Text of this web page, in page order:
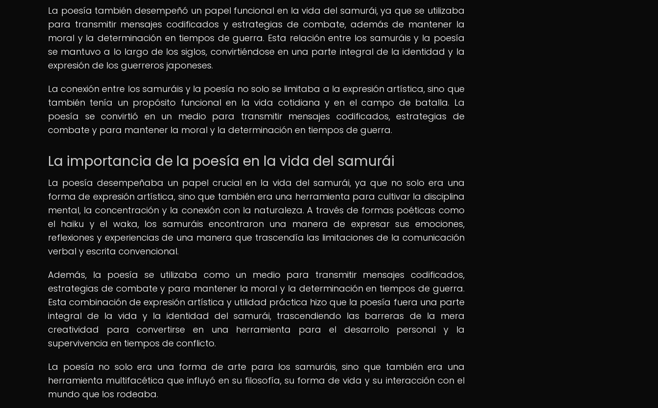
La poesía también desempeñó un papel funcional en la vida del samurái, ya que se utilizaba
para transmitir mensajes codificados y estrategias de combate, además de mantener la
moral y la determinación en tiempos de guerra. Esta relación entre los samuráis y la poesía
se mantuvo a lo largo de los siglos, convirtiéndose en una parte integral de la identidad y la
expresión de los guerreros japoneses.
La conexión entre los samuráis y la poesía no solo se limitaba a la expresión artística, sino que
también tenía un propósito funcional en la vida cotidiana y en el campo de batalla. La
poesía se convirtió en un medio para transmitir mensajes codificados, estrategias de
combate y para mantener la moral y la determinación en tiempos de guerra.
La importancia de la poesía en la vida del samurái
La poesía desempeñaba un papel crucial en la vida del samurái, ya que no solo era una
forma de expresión artística, sino que también era una herramienta para cultivar la disciplina
mental, la concentración y la conexión con la naturaleza. A través de formas poéticas como
el haiku y el waka, los samuráis encontraron una manera de expresar sus emociones,
reflexiones y experiencias de una manera que trascendía las limitaciones de la comunicación
verbal y escrita convencional.
Además, la poesía se utilizaba como un medio para transmitir mensajes codificados,
estrategias de combate y para mantener la moral y la determinación en tiempos de guerra.
Esta combinación de expresión artística y utilidad práctica hizo que la poesía fuera una parte
integral de la vida y la identidad del samurái, trascendiendo las barreras de la mera
creatividad para convertirse en una herramienta para el desarrollo personal y la
supervivencia en tiempos de conflicto.
La poesía no solo era una forma de arte para los samuráis, sino que también era una
herramienta multifacética que influyó en su filosofía, su forma de vida y su interacción con el
mundo que los rodeaba.